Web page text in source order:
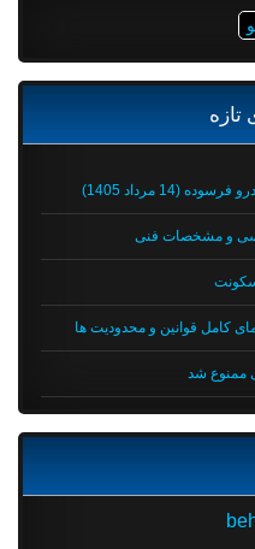
مرداد 1405)
کامل قوانین و محدودیت ها
شد